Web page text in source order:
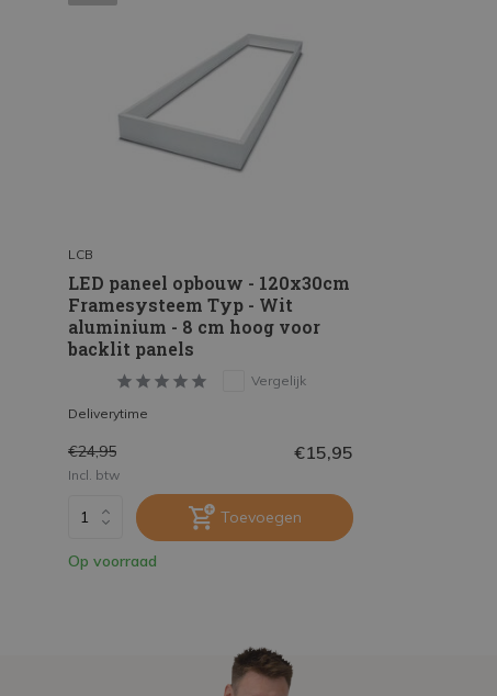
LCB
LED paneel opbouw - 120x30cm
Framesysteem Typ - Wit
aluminium - 8 cm hoog voor
backlit panels
Vergelijk
Deliverytime
€24,95 €15,95
Incl. btw
Toevoegen
Op voorraad